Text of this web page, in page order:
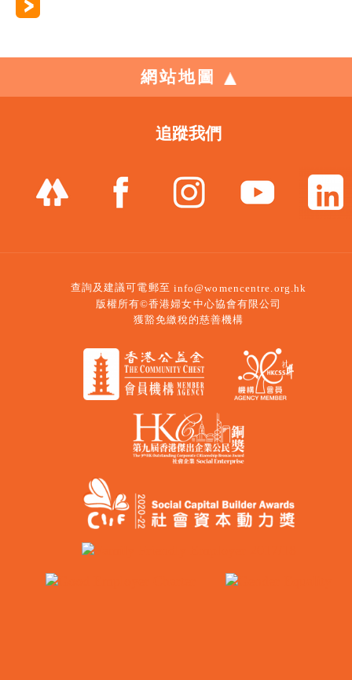
網站地圖
追蹤我們
查詢及建議可電郵至 info@womencentre.org.hk
版權所有©香港婦女中心協會有限公司
獲豁免繳稅的慈善機構